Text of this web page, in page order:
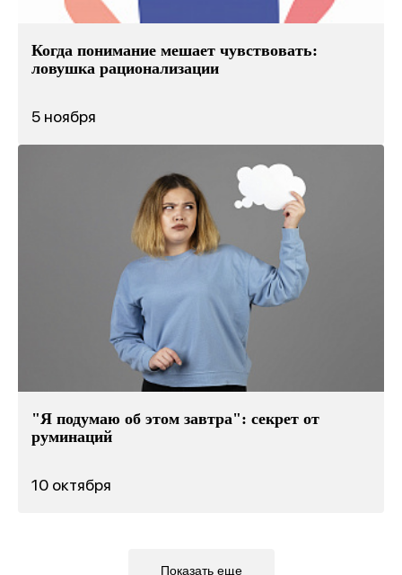
Когда понимание мешает чувствовать:
ловушка рационализации
5 ноября
"Я подумаю об этом завтра": секрет от
руминаций
10 октября
Показать еще